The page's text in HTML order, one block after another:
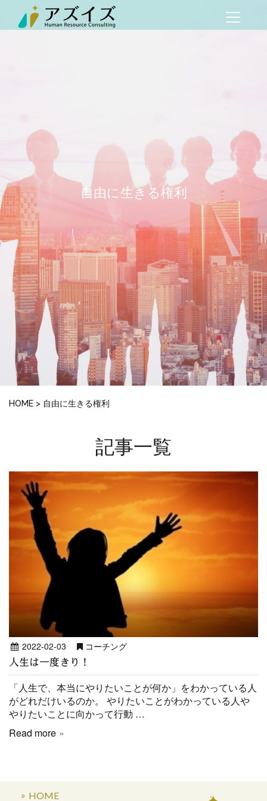
自由に生きる権利
HOME > 自由に生きる権利
記事一覧
2022-02-03 コーチング
人生は一度きり！
「人生で、本当にやりたいことが何か」をわかっている人
がどれだけいるのか。 やりたいことがわかっている人や
やりたいことに向かって行動 …
Read more
HOME